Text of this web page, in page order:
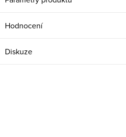
Hodnocení
Diskuze